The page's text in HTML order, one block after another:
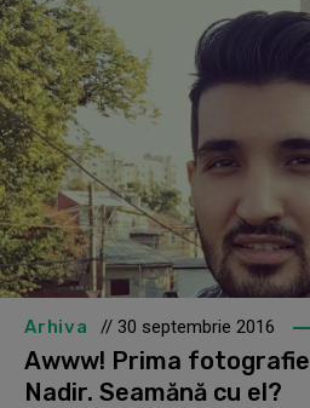
Arhiva // 30 septembrie 2016
Awww! Prima
Nadir. Seamănă cu el?